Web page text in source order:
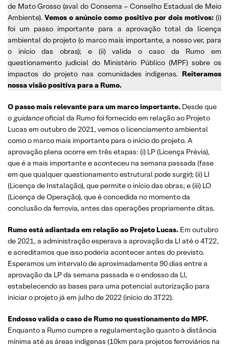
de Mato Grosso (aval do Consema – Conselho Estadual de Meio
Ambiente). Vemos o anúncio como positivo por dois motivos: (i)
foi um passo importante para a aprovação total da licença
ambiental do projeto (o marco mais importante, a nosso ver, para
o início das obras); e (ii) valida o caso da Rumo em
questionamento judicial do Ministério Público (MPF) sobre os
impactos do projeto nas comunidades indígenas. Reiteramos
nossa visão positiva para a Rumo.
O passo mais relevante para um marco importante. Desde que
o guidanceoficial da Rumo foi fornecido em relação ao Projeto
Lucas em outubro de 2021, vemos o licenciamento ambiental
como o marco mais importante para o início do projeto. A
aprovação plena ocorre em três etapas: (i) LP (Licença Prévia),
que é a mais importante e aconteceu na semana passada (fase
em que qualquer questionamento estrutural pode surgir); (ii) LI
(Licença de Instalação), que permite o início das obras; e (iii) LO
(Licença de Operação), que é concedida no momento da
conclusão da ferrovia, antes das operações propriamente ditas.
Rumo está adiantada em relação ao Projeto Lucas. Em outubro
de 2021, a administração esperava a aprovação da LI até o 4T22,
e acreditamos que isso poderia acontecer antes do previsto.
Esperamos um intervalo de aproximadamente 90 dias entre a
aprovação da LP da semana passada e o endosso da LI,
estabelecendo as bases para uma potencial autorização para
iniciar o projeto já em julho de 2022 (início do 3T22).
Endosso valida o caso de Rumo no questionamento do MPF.
Enquanto a Rumo cumpre a regulamentação quanto à distância
mínima até as áreas indígenas (10km para projetos ferroviários na